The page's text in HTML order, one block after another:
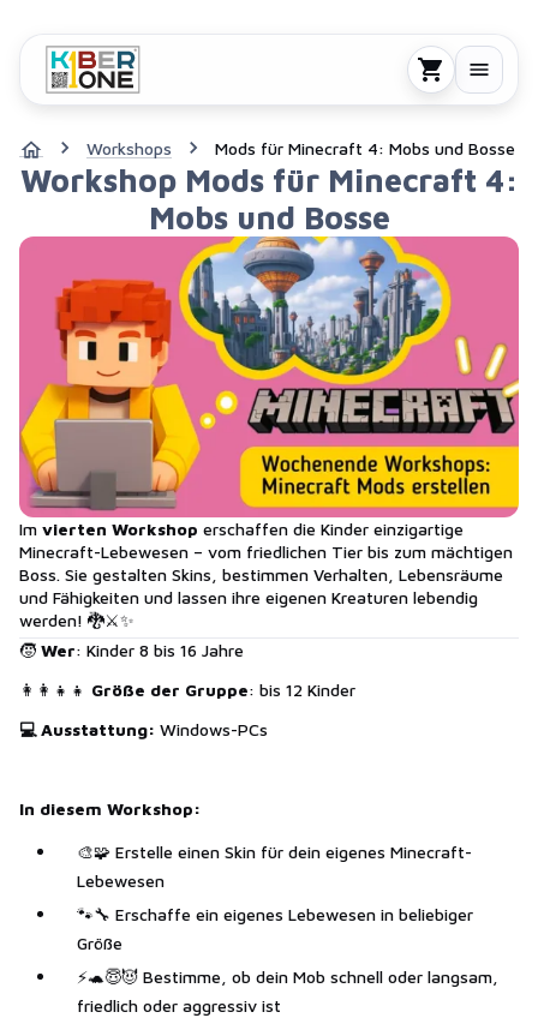
Workshops Mods für Minecraft 4: Mobs und Bosse
Workshop Mods für Minecraft 4:
Mobs und Bosse
Im vierten Workshop erschaffen die Kinder einzigartige
Minecraft-Lebewesen – vom friedlichen Tier bis zum mächtigen
Boss. Sie gestalten Skins, bestimmen Verhalten, Lebensräume
und Fähigkeiten und lassen ihre eigenen Kreaturen lebendig
werden! 🐉⚔️✨
🧒 Wer: Kinder 8 bis 16 Jahre
👩‍👩‍👧‍👧 Größe der Gruppe: bis 12 Kinder
💻 Ausstattung: Windows-PCs
In diesem Workshop:
🎨🧩 Erstelle einen Skin für dein eigenes Minecraft-
Lebewesen
🐾🔧 Erschaffe ein eigenes Lebewesen in beliebiger
Größe
⚡🐢😇😈 Bestimme, ob dein Mob schnell oder langsam,
friedlich oder aggressiv ist